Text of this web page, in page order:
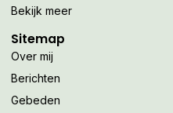
Bekijk meer
Sitemap
Over mij
Berichten
Gebeden